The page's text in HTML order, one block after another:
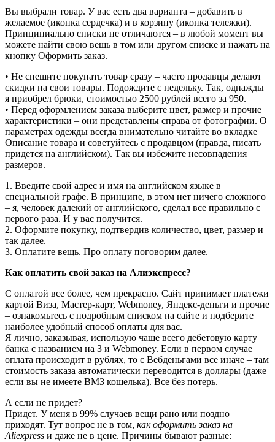
Вы выбрали товар. У вас есть два варианта – добавить в
желаемое (иконка сердечка) и в корзину (иконка тележки).
Принципиально списки не отличаются – в любой момент вы
можете найти свою вещь в том или другом списке и нажать на
кнопку Оформить заказ.
• Не спешите покупать товар сразу – часто продавцы делают
скидки на свои товары. Подождите с недельку. Так, однажды
я приобрел брюки, стоимостью 2500 рублей всего за 950.
• Перед оформлением заказа выберите цвет, размер и прочие
характеристики – они представлены справа от фотографии. О
параметрах одежды всегда внимательно читайте во вкладке
Описание товара и советуйтесь с продавцом (правда, писать
придется на английском). Так вы избежите несовпадения
размеров.
1. Введите свой адрес и имя на английском языке в
специальной графе. В принципе, в этом нет ничего сложного
– я, человек далекий от английского, сделал все правильно с
первого раза. И у вас получится.
2. Оформите покупку, подтвердив количество, цвет, размер и
так далее.
3. Оплатите вещь. Про оплату поговорим далее.
Как оплатить свой заказ на Алиэкспресс?
С оплатой все более, чем прекрасно. Сайт принимает платежи
картой Виза, Мастер-карт, Webmoney, Яндекс-деньги и прочие
– ознакомьтесь с подробным списком на сайте и подберите
наиболее удобный способ оплаты для вас.
Я лично, заказывая, использую чаще всего дебетовую карту
банка с названием на З и Webmoney. Если в первом случае
оплата происходит в рублях, то с Вебденьгами все иначе – там
стоимость заказа автоматически переводится в доллары (даже
если вы не имеете ВМЗ кошелька). Все без потерь.
А если не придет?
Придет. У меня в 99% случаев вещи рано или поздно
приходят. Тут вопрос не в том, как оформить заказ на
Aliexpress и даже не в цене. Причины бывают разные: